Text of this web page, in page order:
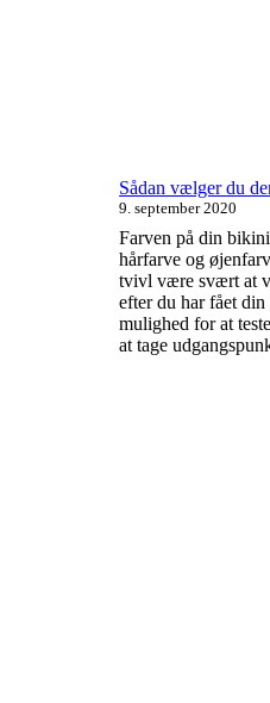
Sådan vælger du
9. september 2020
Farven på din
hårfarve og
tvivl være svært at
efter du har fået
mulighed for at
at tage